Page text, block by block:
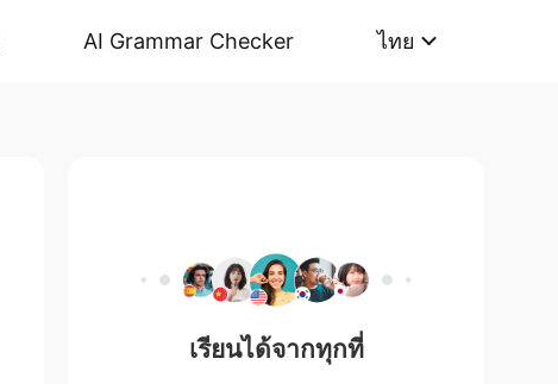
AI Grammar Checker ไทย
เรียนได้จากทุกที่